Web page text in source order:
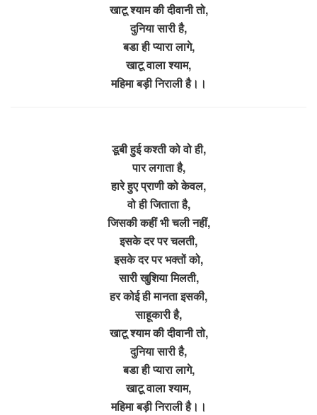
खाटू श्याम की दीवानी तो,
दुनिया सारी है,
बडा ही प्यारा लागे,
खाटू वाला श्याम,
महिमा बड़ी निराली है।।
डूबी हुई कश्ती को वो ही,
पार लगाता है,
हारे हुए प्राणी को केवल,
वो ही जिताता है,
जिसकी कहीं भी चली नहीं,
इसके दर पर चलती,
इसके दर पर भक्तों को,
सारी खुशिया मिलती,
हर कोई ही मानता इसकी,
साहूकारी है,
खाटू श्याम की दीवानी तो,
दुनिया सारी है,
बडा ही प्यारा लागे,
खाटू वाला श्याम,
महिमा बड़ी निराली है।।